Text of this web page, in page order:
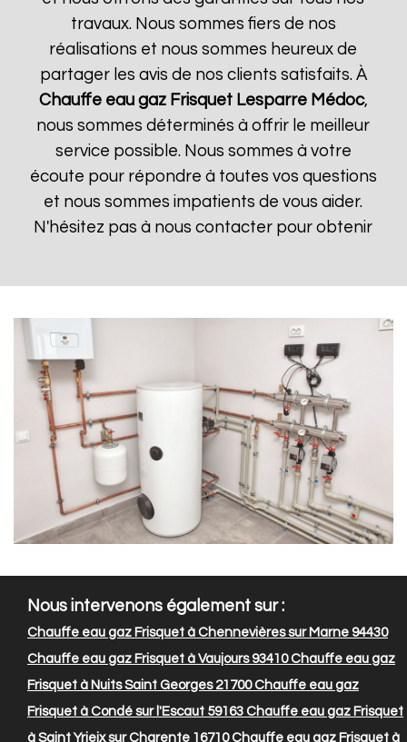
travaux. Nous sommes fiers de nos
réalisations et nous sommes heureux de
partager les avis de nos clients satisfaits. À
Chauffe eau gaz Frisquet Lesparre Médoc,
nous sommes déterminés à offrir le meilleur
service possible. Nous sommes à votre
écoute pour répondre à toutes vos questions
et nous sommes impatients de vous aider.
N'hésitez pas à nous contacter pour obtenir
Nous intervenons également sur :
Chauffe eau gaz Frisquet à Chennevières sur Marne 94430
Chauffe eau gaz Frisquet à Vaujours 93410Chauffe eau gaz
Frisquet à Nuits Saint Georges 21700Chauffe eau gaz
Frisquet à Condé sur l'Escaut 59163 Chauffe eau gaz Frisquet
à Saint Yrieix sur Charente 16710Chauffe eau gaz Frisquet à